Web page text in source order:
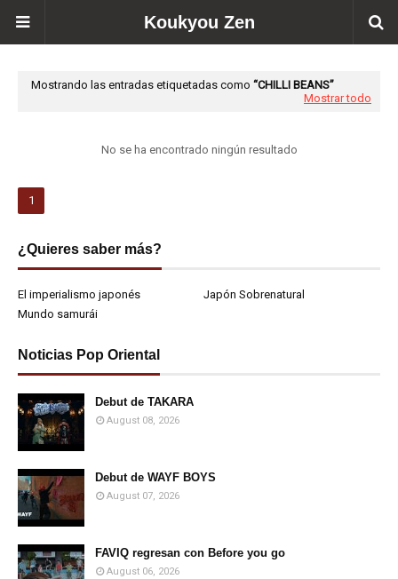
Koukyou Zen
Mostrando las entradas etiquetadas como CHILLI BEANS
Mostrar todo
No se ha encontrado ningún resultado
1
¿Quieres saber más?
El imperialismo japonés
Japón Sobrenatural
Mundo samurái
Noticias Pop Oriental
Debut de TAKARA
August 08, 2026
Debut de WAYF BOYS
August 07, 2026
FAVIQ regresan con Before you go
August 06, 2026